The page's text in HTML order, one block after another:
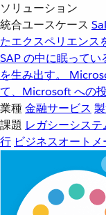
ソリューション
統合ユースケース
たエクスペリエンス
SAP の中に眠って
を生み出す。
て、Microsoft への
業種金融サービス
課題 レガシーシス
行 ビジネスオート